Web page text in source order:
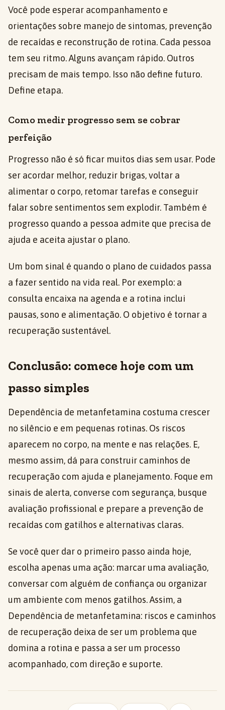
Você pode esperar acompanhamento e
orientações sobre manejo de sintomas, prevenção
de recaídas e reconstrução de rotina. Cada pessoa
tem seu ritmo. Alguns avançam rápido. Outros
precisam de mais tempo. Isso não define futuro.
Define etapa.
Como medir progresso sem se cobrar
perfeição
Progresso não é só ficar muitos dias sem usar. Pode
ser acordar melhor, reduzir brigas, voltar a
alimentar o corpo, retomar tarefas e conseguir
falar sobre sentimentos sem explodir. Também é
progresso quando a pessoa admite que precisa de
ajuda e aceita ajustar o plano.
Um bom sinal é quando o plano de cuidados passa
a fazer sentido na vida real. Por exemplo: a
consulta encaixa na agenda e a rotina inclui
pausas, sono e alimentação. O objetivo é tornar a
recuperação sustentável.
Conclusão: comece hoje com um
passo simples
Dependência de metanfetamina costuma crescer
no silêncio e em pequenas rotinas. Os riscos
aparecem no corpo, na mente e nas relações. E,
mesmo assim, dá para construir caminhos de
recuperação com ajuda e planejamento. Foque em
sinais de alerta, converse com segurança, busque
avaliação profissional e prepare a prevenção de
recaídas com gatilhos e alternativas claras.
Se você quer dar o primeiro passo ainda hoje,
escolha apenas uma ação: marcar uma avaliação,
conversar com alguém de confiança ou organizar
um ambiente com menos gatilhos. Assim, a
Dependência de metanfetamina: riscos e caminhos
de recuperação deixa de ser um problema que
domina a rotina e passa a ser um processo
acompanhado, com direção e suporte.